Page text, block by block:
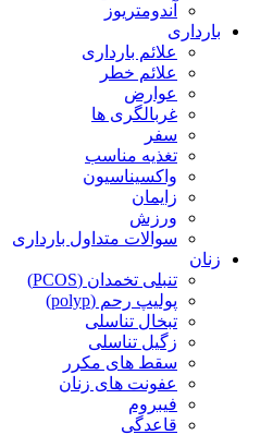
آندومتریوز
بارداری
علائم بارداری
علائم خطر
عوارض
غربالگری ها
سفر
تغذیه مناسب
واکسیناسیون
زایمان
ورزش
سوالات متداول بارداری
زنان
تنبلی تخمدان (PCOS)
پولیپ رحم (polyp)
تبخال تناسلی
زگیل تناسلی
سقط های مکرر
عفونت های زنان
فیبروم
قاعدگی